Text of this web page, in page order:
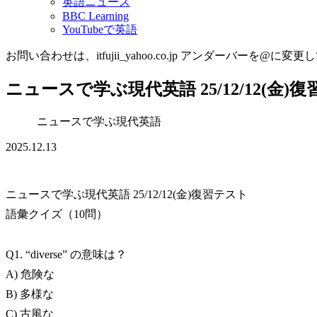
BBC Learning
YouTubeで英語
お問い合わせは、itfujii_yahoo.co.jp アンダーバーを@に変更し
ニュースで学ぶ現代英語 25/12/12(金)復
ニュースで学ぶ現代英語
2025.12.13
ニュースで学ぶ現代英語 25/12/12(金)復習テスト
語彙クイズ（10問）
Q1. “diverse” の意味は？
A) 危険な
B) 多様な
C) 古風な